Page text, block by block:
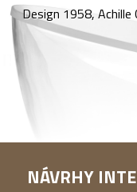
Design 1958, Achille
NÁVRHY